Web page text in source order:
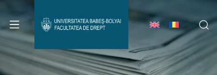
Avizier Studenți
Studii